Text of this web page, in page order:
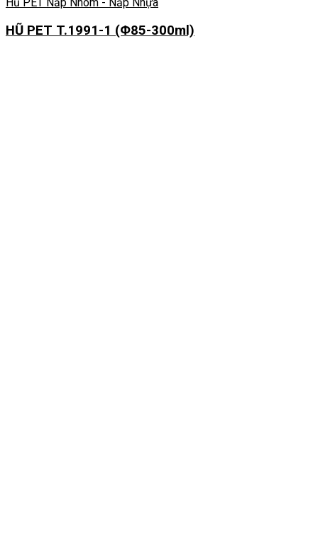
HŨ PET T.1991-1 (Φ85-300ml)